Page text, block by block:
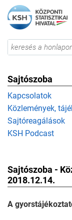
Sajtószoba
Kapcsolatok
Közlemények,
Sajtóreagálások
KSH Podcast
Sajtószoba -
2018.12.14.
A